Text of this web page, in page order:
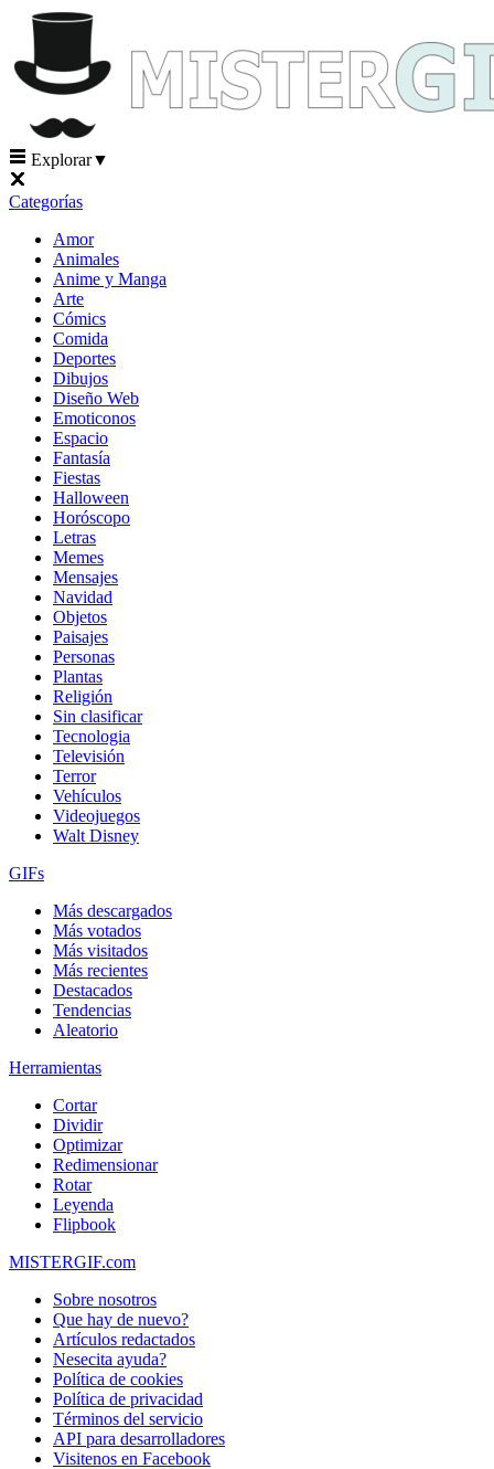
Explorar▼
Categorías
Amor
Animales
Anime y Manga
Arte
Cómics
Comida
Deportes
Dibujos
Diseño Web
Emoticonos
Espacio
Fantasía
Fiestas
Halloween
Horóscopo
Letras
Memes
Mensajes
Navidad
Objetos
Paisajes
Personas
Plantas
Religión
Sin clasificar
Tecnologia
Televisión
Terror
Vehículos
Videojuegos
Walt Disney
GIFs
Más descargados
Más votados
Más visitados
Más recientes
Destacados
Tendencias
Aleatorio
Herramientas
Cortar
Dividir
Optimizar
Redimensionar
Rotar
Leyenda
Flipbook
MISTERGIF.com
Sobre nosotros
Que hay de nuevo?
Artículos redactados
Nesecita ayuda?
Política de cookies
Política de privacidad
Términos del servicio
API para desarrolladores
Visitenos en Facebook